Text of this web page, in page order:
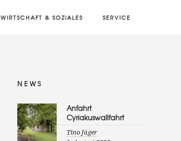
WIRTSCHAFT & SOZIALES SERVICE
NEWS
Anfahrt
Cyriakuswallfahrt
Tino Jäger